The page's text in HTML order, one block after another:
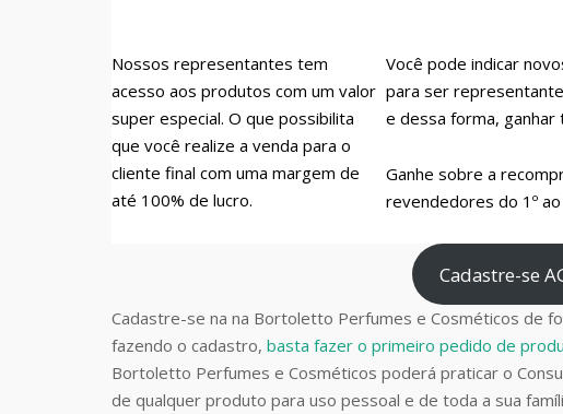
Nossos representantes tem
acesso aos produtos com um valor
super especial. O que possibilita
que você realize a venda para o
cliente final com uma margem de
até 100% de lucro.
Você pode indicar
para ser
e dessa forma, ganhar
Ganhe sobre a
revendedores do 1º ao
Cadastre-se
Cadastre-se na na Bortoletto Perfumes e Cosméticos de
fazendo o cadastro, basta fazer o primeiro pedido de
Bortoletto Perfumes e Cosméticos poderá praticar o
de qualquer produto para uso pessoal e de toda a sua